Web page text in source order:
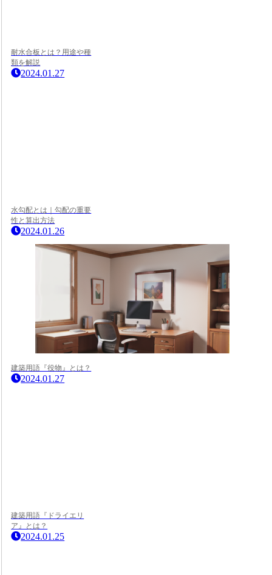
耐水合板とは？用途や種
類を解説
2024.01.27
水勾配とは｜勾配の重要
性と算出方法
2024.01.26
建築用語『役物』とは？
2024.01.27
建築用語『ドライエリ
ア』とは？
2024.01.25